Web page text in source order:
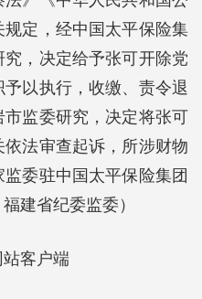
定，经中国太平保险集
，决定给予张可开除党
以执行，收缴、责令退
监委研究，决定将张可
法审查起诉，所涉财物
委驻中国太平保险集团
建省纪委监委）
客户端